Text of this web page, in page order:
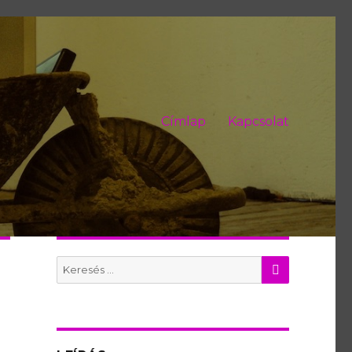
Címlap Kapcsolat
Search
for:
KERES